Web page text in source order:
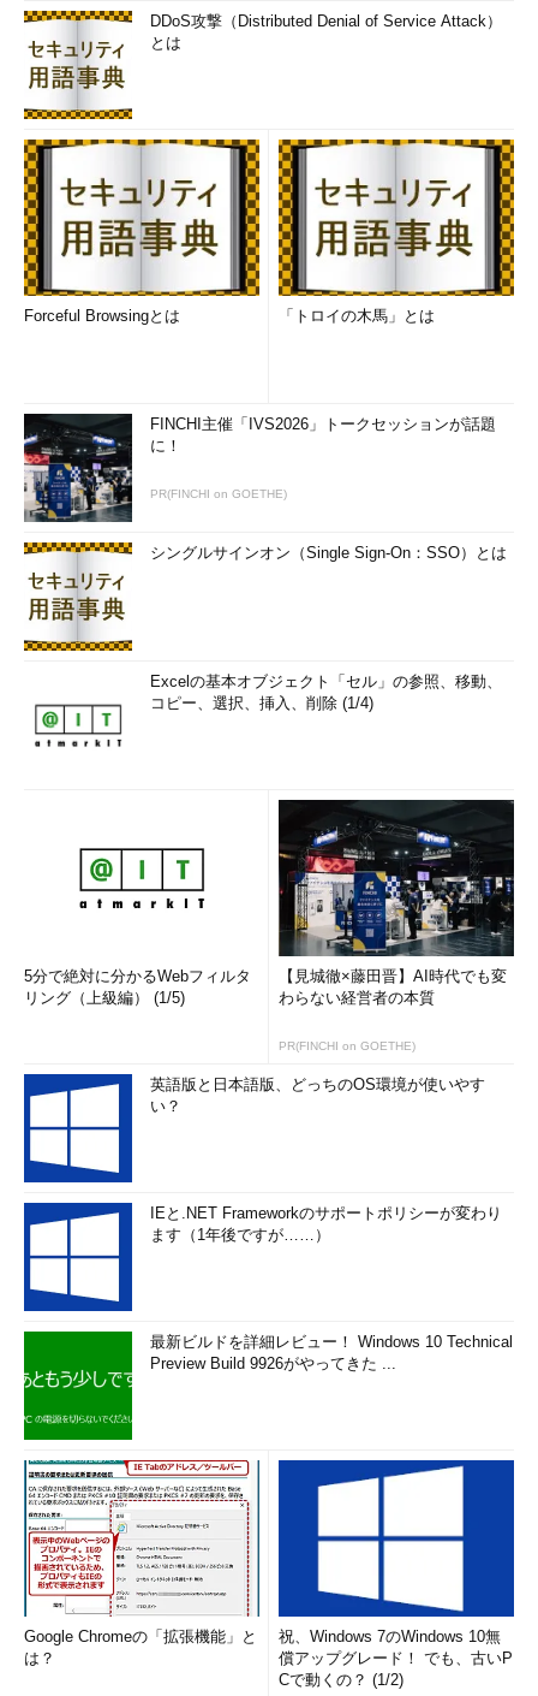
DDoS攻撃（Distributed Denial of Service Attack）
とは
Forceful Browsingとは 「トロイの木馬」とは
FINCHI主催「IVS2026」トークセッションが話題
に！
PR(FINCHI on GOETHE)
シングルサインオン（Single Sign-On：SSO）とは
Excelの基本オブジェクト「セル」の参照、移動、
コピー、選択、挿入、削除 (1/4)
5分で絶対に分かるWebフィルタ
リング（上級編） (1/5)
【見城徹×藤田晋】AI時代でも変
わらない経営者の本質
PR(FINCHI on GOETHE)
英語版と日本語版、どっちのOS環境が使いやす
い？
IEと.NET Frameworkのサポートポリシーが変わり
ます（1年後ですが……）
最新ビルドを詳細レビュー！ Windows 10 Technical
Preview Build 9926がやってきた ...
Google Chromeの「拡張機能」と
は？
祝、Windows 7のWindows 10無
償アップグレード！ でも、古いP
Cで動くの？ (1/2)